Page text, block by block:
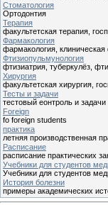
Стоматология
Ортодонтия
Терапия
факультетская терапия,
Фармакология
фармакология,
Фтизиопульмунология
фтизиатрия, туберкулёз,
Хирургия
факультетская хирургия,
Тесты и задачи
тестовый еонтроль и задачи
Foreign
fo foreign students
практика
летняя производственная
Расписание
расписание практических
Учебники для студентов
Учебники для студентов
История болезни
примеры академических